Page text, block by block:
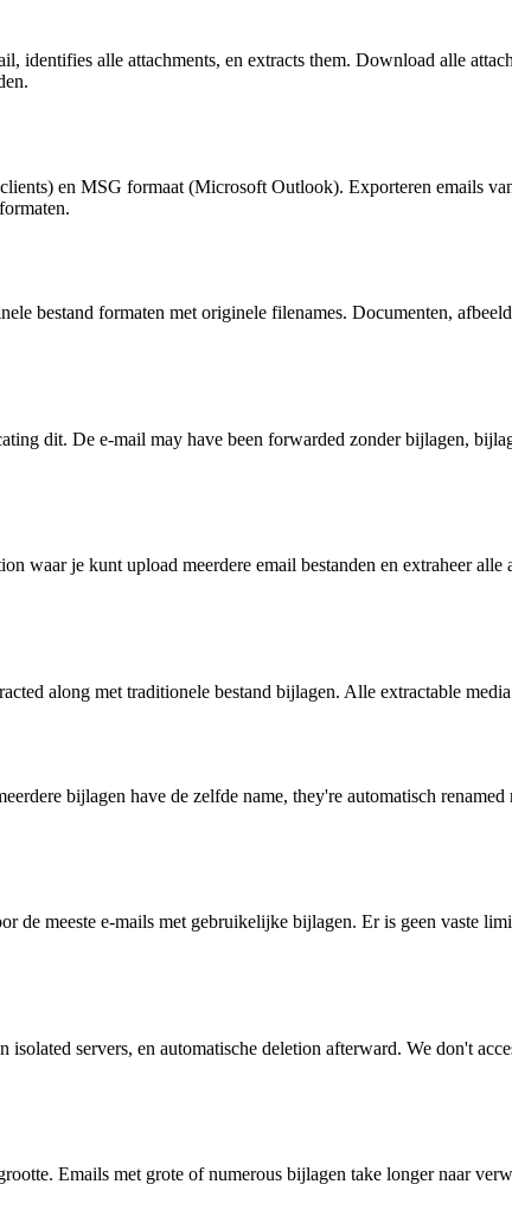
alle attachments, en extracts them. Download alle
en MSG formaat (Microsoft Outlook). Exporteren emails
bestand formaten met originele filenames. Documenten,
dit. De e-mail may have been forwarded zonder bijlagen,
waar je kunt upload meerdere email bestanden en extraheer alle
along met traditionele bestand bijlagen. Alle extractable
bijlagen have de zelfde name, they're automatisch
de meeste e-mails met gebruikelijke bijlagen. Er is geen vaste
servers, en automatische deletion afterward. We don't
Emails met grote of numerous bijlagen take longer naar